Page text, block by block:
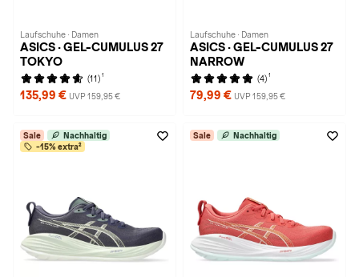
Laufschuhe · Damen
ASICS · GEL-CUMULUS 27
TOKYO
(11) 1
135,99 € UVP 159,95 €
Laufschuhe · Damen
ASICS · GEL-CUMULUS 27
NARROW
(4) 1
79,99 € UVP 159,95 €
Sale
Nachhaltig
-15% extra²
Sale Nachhaltig